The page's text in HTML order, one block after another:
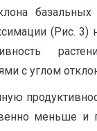
(Рис. 3)
с углом
меньше и